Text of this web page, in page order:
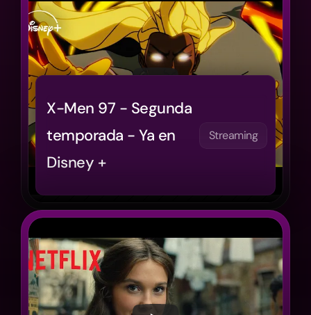
X-Men 97 - Segunda
temporada - Ya en
Disney +
Streaming